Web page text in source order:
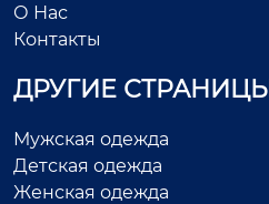
О Нас
Контакты
ДРУГИЕ СТРАНИЦЫ
Мужская одежда
Детская одежда
Женская одежда